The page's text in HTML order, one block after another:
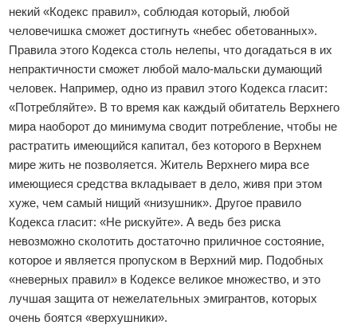
некий «Кодекс правил», соблюдая который, любой
человечишка сможет достигнуть «небес обетованных».
Правила этого Кодекса столь нелепы, что догадаться в их
непрактичности сможет любой мало-мальски думающий
человек. Например, одно из правил этого Кодекса гласит:
«Потребляйте». В то время как каждый обитатель Верхнего
мира наоборот до минимума сводит потребление, чтобы не
растратить имеющийся капитал, без которого в Верхнем
мире жить не позволяется. Житель Верхнего мира все
имеющиеся средства вкладывает в дело, живя при этом
хуже, чем самый нищий «низушник». Другое правило
Кодекса гласит: «Не рискуйте». А ведь без риска
невозможно сколотить достаточно приличное состояние,
которое и является пропуском в Верхний мир. Подобных
«неверных правил» в Кодексе великое множество, и это
лучшая защита от нежелательных эмигрантов, которых
очень боятся «верхушники».